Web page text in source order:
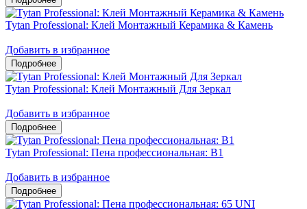
Tytan Professional: Клей Монтажный Керамика & Камень
Добавить в избранное
Tytan Professional: Клей Монтажный Для Зеркал
Добавить в избранное
Tytan Professional: Пена профессиональная: B1
Добавить в избранное